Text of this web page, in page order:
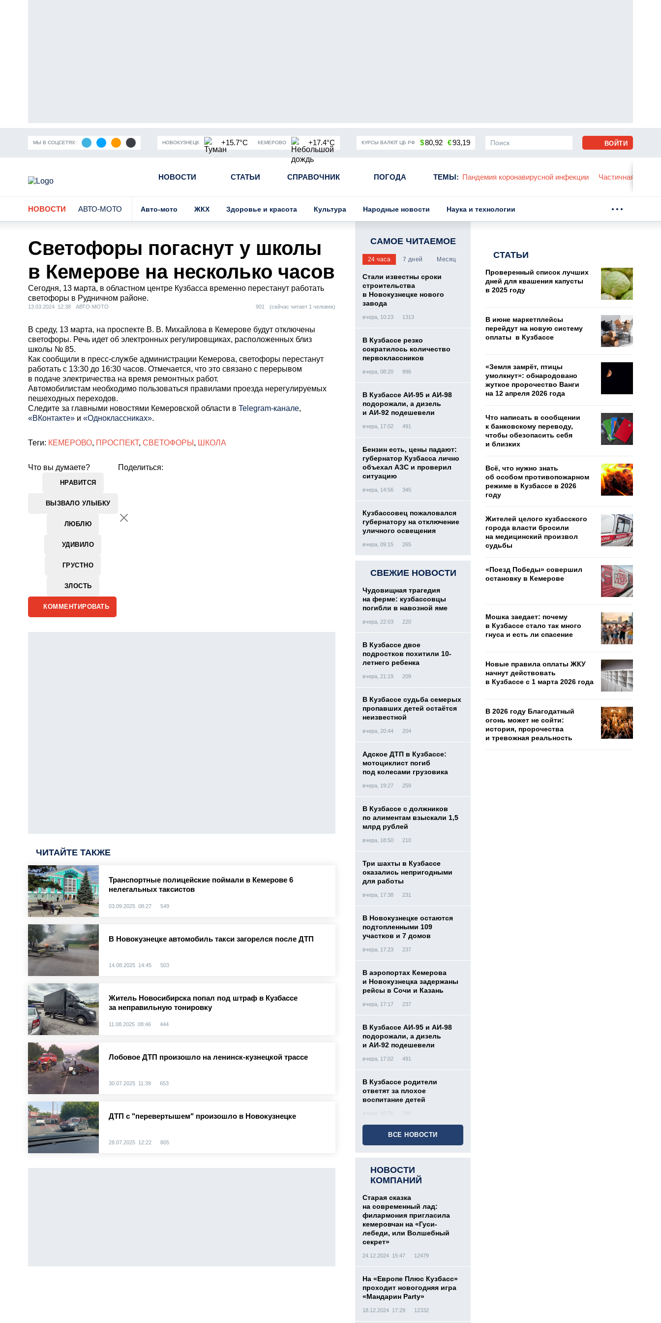
МЫ В СОЦСЕТЯХ: НОВОКУЗНЕЦК +15.7°C КЕМЕРОВО +17.4°C КУРСЫ ВАЛЮТ ЦБ РФ $80,92 €93,19
НОВОСТИ СТАТЬИ СПРАВОЧНИК ПОГОДА ТЕМЫ:
Кузбасса Пандемия коронавирусной инфекции Частичная мобилизация в России Угольная промышленность Кузбасса Пандемия коронавирусной инфекции Частичная
ВОЙТИ
НОВОСТИ АВТО-МОТО Авто-мото ЖКХ Здоровье и красота Культура Народные новости Наука и технологии
Светофоры погаснут у школы
в Кемерове на несколько часов
Сегодня, 13 марта, в областном центре Кузбасса временно перестанут работать
светофоры в Рудничном районе.
13.03.2024 12:38 АВТО-МОТО 901 (сейчас читает 1 человек)
В среду, 13 марта, на проспекте В. В. Михайлова в Кемерове будут отключены
светофоры. Речь идет об электронных регулировщиках, расположенных близ
школы № 85.
Как сообщили в пресс-службе администрации Кемерова, светофоры перестанут
работать с 13:30 до 16:30 часов. Отмечается, что это связано с перерывом
в подаче электричества на время ремонтных работ.
Автомобилистам необходимо пользоваться правилами проезда нерегулируемых
пешеходных переходов.
Cледите за главными новостями Кемеровской области в Telegram-канале,
«ВКонтакте» и «Одноклассниках».
Теги: КЕМЕРОВО, ПРОСПЕКТ, СВЕТОФОРЫ , ШКОЛА
Что вы думаете?
НРАВИТСЯ
ВЫЗВАЛО УЛЫБКУ
ЛЮБЛЮ
УДИВИЛО
ГРУСТНО
ЗЛОСТЬ
Поделиться:
КОММЕНТИРОВАТЬ
ЧИТАЙТЕ ТАКЖЕ
Транспортные полицейские поймали в Кемерове 6
нелегальных таксистов
03.09.2025 08:27 549
В Новокузнецке автомобиль такси загорелся после ДТП
14.08.2025 14:45 503
Житель Новосибирска попал под штраф в Кузбассе
за неправильную тонировку
11.08.2025 08:46 444
Лобовое ДТП произошло на ленинск-кузнецкой трассе
30.07.2025 11:39 653
ДТП с "перевертышем" произошло в Новокузнецке
28.07.2025 12:22 805
САМОЕ ЧИТАЕМОЕ
24 часа 7 дней Месяц
Стали известны сроки
строительства
в Новокузнецке нового
завода
вчера, 10:23 1313
В Кузбассе резко
сократилось количество
первоклассников
вчера, 08:20 996
В Кузбассе АИ-95 и АИ-98
подорожали, а дизель
и АИ-92 подешевели
вчера, 17:02 491
Бензин есть, цены падают:
губернатор Кузбасса лично
объехал АЗС и проверил
ситуацию
вчера, 14:56 345
Кузбассовец пожаловался
губернатору на отключение
уличного освещения
вчера, 09:15 265
СВЕЖИЕ НОВОСТИ
Чудовищная трагедия
на ферме: кузбассовцы
погибли в навозной яме
вчера, 22:03 220
В Кузбассе двое
подростков похитили 10-
летнего ребенка
вчера, 21:19 209
В Кузбассе судьба семерых
пропавших детей остаётся
неизвестной
вчера, 20:44 204
Адское ДТП в Кузбассе:
мотоциклист погиб
под колесами грузовика
вчера, 19:27 259
В Кузбассе с должников
по алиментам взыскали 1,5
млрд рублей
вчера, 18:50 210
Три шахты в Кузбассе
оказались непригодными
для работы
вчера, 17:38 231
В Новокузнецке остаются
подтопленными 109
участков и 7 домов
вчера, 17:23 237
В аэропортах Кемерова
и Новокузнецка задержаны
рейсы в Сочи и Казань
вчера, 17:17 237
В Кузбассе АИ-95 и АИ-98
подорожали, а дизель
и АИ-92 подешевели
вчера, 17:02 491
В Кузбассе родители
ответят за плохое
воспитание детей
вчера, 16:56 248
ВСЕ НОВОСТИ
НОВОСТИ
КОМПАНИЙ
Старая сказка
на современный лад:
филармония пригласила
кемеровчан на «Гуси-
лебеди, или Волшебный
секрет»
24.12.2024 15:47 12479
На «Европе Плюс Кузбасс»
проходит новогодняя игра
«Мандарин Party»
18.12.2024 17:29 12332
СТАТЬИ
Проверенный список лучших
дней для квашения капусты
в 2025 году
В июне маркетплейсы
перейдут на новую систему
оплаты в Кузбассе
«Земля замрёт, птицы
умолкнут»: обнародовано
жуткое пророчество Ванги
на 12 апреля 2026 года
Что написать в сообщении
к банковскому переводу,
чтобы обезопасить себя
и близких
Всё, что нужно знать
об особом противопожарном
режиме в Кузбассе в 2026
году
Жителей целого кузбасского
города власти бросили
на медицинский произвол
судьбы
«Поезд Победы» совершил
остановку в Кемерове
Мошка заедает: почему
в Кузбассе стало так много
гнуса и есть ли спасение
Новые правила оплаты ЖКУ
начнут действовать
в Кузбассе с 1 марта 2026 года
В 2026 году Благодатный
огонь может не сойти:
история, пророчества
и тревожная реальность